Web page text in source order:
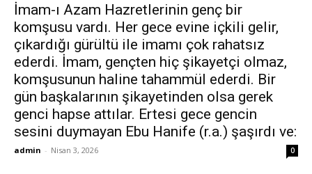
İmam-ı Azam Hazretlerinin genç bir
komşusu vardı. Her gece evine içkili gelir,
çıkardığı gürültü ile imamı çok rahatsız
ederdi. İmam, gençten hiç şikayetçi olmaz,
komşusunun haline tahammül ederdi. Bir
gün başkalarının şikayetinden olsa gerek
genci hapse attılar. Ertesi gece gencin
sesini duymayan Ebu Hanife (r.a.) şaşırdı ve:
admin - Nisan 3, 2026 0